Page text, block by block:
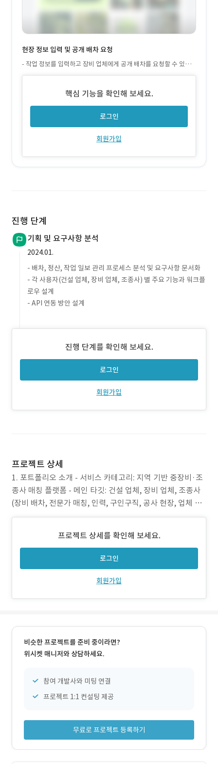
현장 정보 입력 및 공개 배차 요청
- 작업 정보를 입력하고 장비 업체에게 공개 배차를 요청할 수 있습
니다. - 요구 장비 및 조종사 경력 사항 상세 설정이 가능합니다. - 작
핵심 기능을 확인해 보세요.
로그인
회원가입
진행 단계
기획 및 요구사항 분석
2024.01.
- 배차, 정산, 작업 일보 관리 프로세스 분석 및 요구사항 문서화
- 각 사용자(건설 업체, 장비 업체, 조종사) 별 주요 기능과 워크플
로우 설계
- API 연동 방안 설계
진행 단계를 확인해 보세요.
로그인
회원가입
프로젝트 상세
1. 포트폴리오 소개 - 서비스 카테고리: 지역 기반 중장비·조
종사 매칭 플랫폼 - 메인 타깃: 건설 업체, 장비 업체, 조종사
(장비 배차, 전문가 매칭, 인력, 구인구직, 공사 현장, 업체 매
칭, 전자 문서, 서류 작성, 계약서, 전자서명, 작업 일정, 일정
위 - 기획: 배차, 정산, 작업 일보 관리 프로세스 분석 - 디자인
프로젝트 상세를 확인해 보세요.
로그인
회원가입
비슷한 프로젝트를 준비 중이라면?
위시켓 매니저와 상담하세요.
참여 개발사와 미팅 연결
프로젝트 1:1 컨설팅 제공
무료로 프로젝트 등록하기